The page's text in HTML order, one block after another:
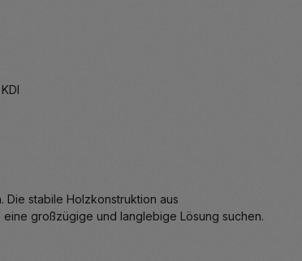
Die stabile Holzkonstruktion aus
großzügige und langlebige Lösung suchen.